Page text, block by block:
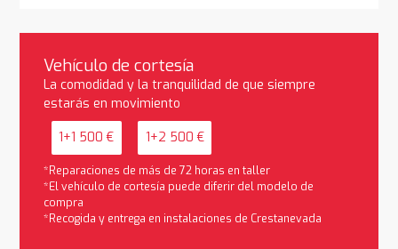
Vehículo de cortesía
La comodidad y la tranquilidad de que siempre
estarás en movimiento
1+1 500 € 1+2 500 €
*Reparaciones de más de 72 horas en taller
*El vehículo de cortesía puede diferir del modelo de
compra
*Recogida y entrega en instalaciones de Crestanevada